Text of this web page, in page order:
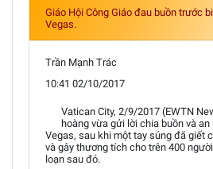
Giáo Hội Công Giáo đau buồn trước
Vegas.
Trần Mạnh Trác
10:41 02/10/2017
Vatican City, 2/9/2017 (EWTN
hoàng vừa gửi lời chia buồn và
Vegas, sau khi một tay súng đã giết
và gây thương tích cho trên 400
loạn sau đó.